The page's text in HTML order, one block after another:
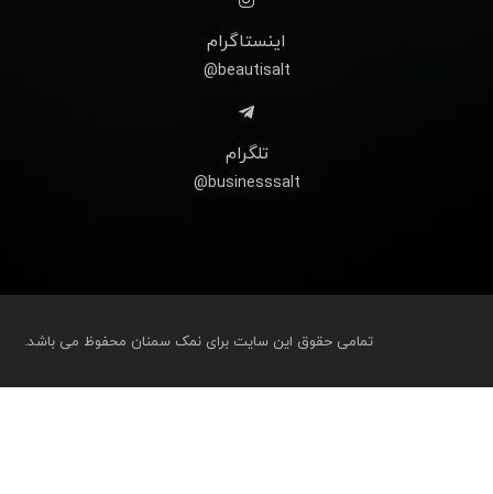
اینستاگرام
beautisalt@
تلگرام
businesssalt@
تمامی حقوق این سایت برای نمک سمنان محفوظ می باشد.